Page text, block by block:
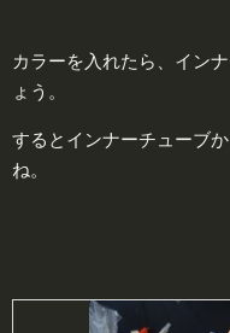
カラーを入れたら、イン
ょう。
するとインナーチューブ
ね。